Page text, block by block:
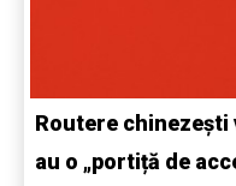
Routere chinezești
au o „portiță de